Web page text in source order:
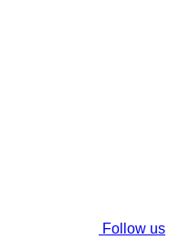
Follow us